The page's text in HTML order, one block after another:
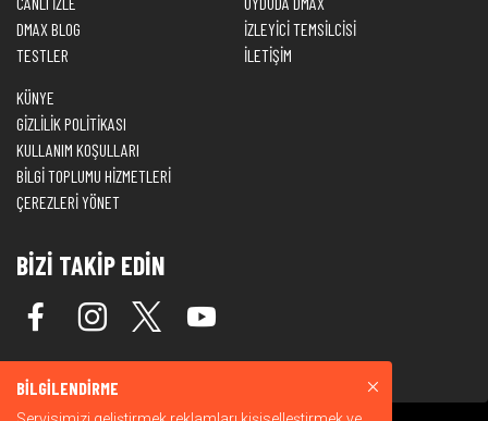
DMAX BLOG
TESTLER
İZLEYİCİ TEMSİLCİSİ
İLETİŞİM
KÜNYE
GİZLİLİK POLİTİKASI
KULLANIM KOŞULLARI
BİLGİ TOPLUMU HİZMETLERİ
ÇEREZLERİ YÖNET
BİZİ TAKİP EDİN
BİLGİLENDİRME